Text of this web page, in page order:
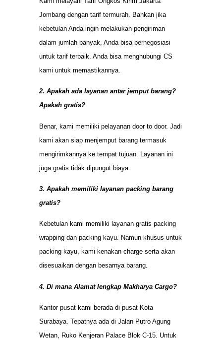
Jombang dengan tarif termurah. Bahkan jika
kebetulan Anda ingin melakukan pengiriman
dalam jumlah banyak, Anda bisa bernegosiasi
untuk tarif terbaik. Anda bisa menghubungi CS
kami untuk memastikannya.
2. Apakah ada layanan antar jemput barang?
Apakah gratis?
Benar, kami memiliki pelayanan door to door. Jadi
kami akan siap menjemput barang termasuk
mengirimkannya ke tempat tujuan. Layanan ini
juga gratis tidak dipungut biaya.
3. Apakah memiliki layanan packing barang
gratis?
Kebetulan kami memiliki layanan gratis packing
wrapping dan packing kayu. Namun khusus untuk
packing kayu, kami kenakan charge serta akan
disesuaikan dengan besarnya barang.
4. Di mana Alamat lengkap Makharya Cargo?
Kantor pusat kami berada di pusat Kota
Surabaya. Tepatnya ada di Jalan Putro Agung
Wetan, Ruko Kenjeran Palace Blok C-15. Untuk